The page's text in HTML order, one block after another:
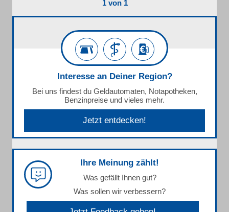
1 von 1
Interesse an Deiner Region?
Bei uns findest du Geldautomaten, Notapotheken,
Benzinpreise und vieles mehr.
Jetzt entdecken!
Ihre Meinung zählt!
Was gefällt Ihnen gut?
Was sollen wir verbessern?